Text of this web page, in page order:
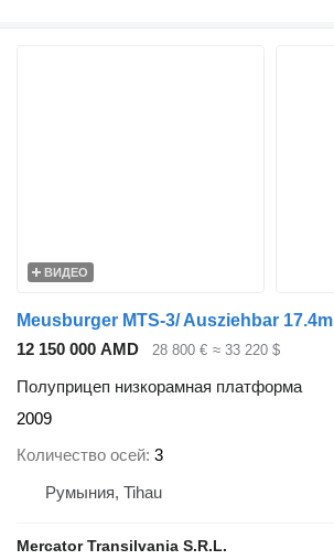
ВИДЕО
Meusburger MTS-3/ Ausziehbar 17.4m
12 150 000 AMD
28 800 € ≈ 33 220 $
Полуприцеп низкорамная платформа
2009
Количество осей 3
Румыния, Tihau
Mercator Transilvania S.R.L.